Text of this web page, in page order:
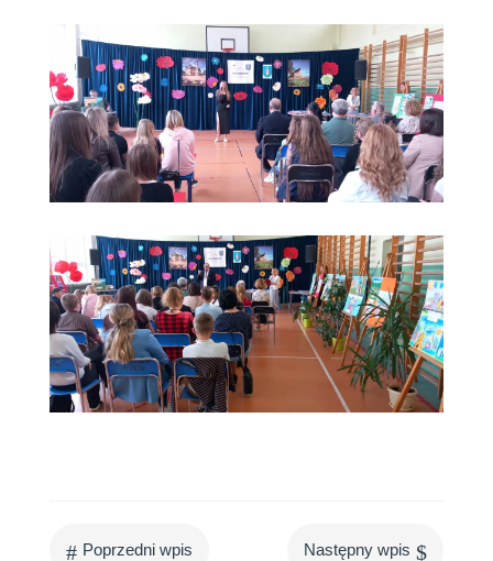
# Poprzedni wpis Następny wpis $